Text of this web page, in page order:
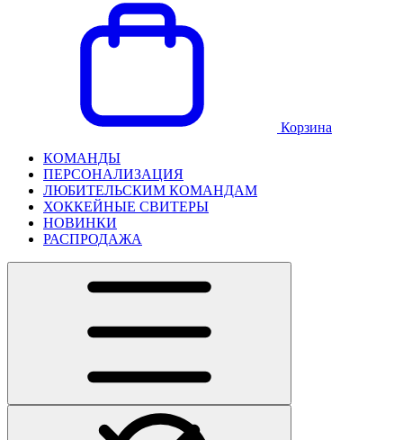
Корзина
КОМАНДЫ
ПЕРСОНАЛИЗАЦИЯ
ЛЮБИТЕЛЬСКИМ КОМАНДАМ
ХОККЕЙНЫЕ СВИТЕРЫ
НОВИНКИ
РАСПРОДАЖА